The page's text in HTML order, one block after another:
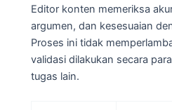
Editor konten memeriksa
argumen, dan kesesuaian
Proses ini tidak
validasi dilakukan secara
tugas lain.